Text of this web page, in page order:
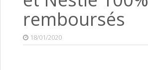
remboursés
18/01/2020